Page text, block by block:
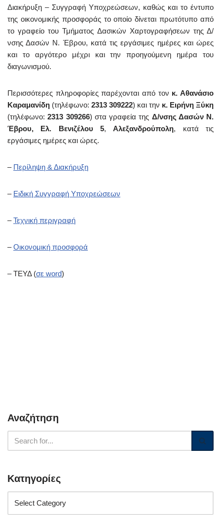
Διακήρυξη – Συγγραφή Υποχρεώσεων, καθώς και το έντυπο
της οικονομικής προσφοράς το οποίο δίνεται πρωτότυπο από
το γραφείο του Τμήματος Δασικών Χαρτογραφήσεων της Δ/
νσης Δασών Ν. Έβρου, κατά τις εργάσιμες ημέρες και ώρες
και το αργότερο μέχρι και την προηγούμενη ημέρα του
διαγωνισμού.
Περισσότερες πληροφορίες παρέχονται από τον κ. Αθανάσιο
Καραμανίδη (τηλέφωνο: 2313 309222) και την κ. Ειρήνη Ξύκη
(τηλέφωνο:2313 309266) στα γραφεία της Δ/νσης Δασών Ν.
Έβρου, Ελ. Βενιζέλου 5,Αλεξανδρούπολη, κατά τις
εργάσιμες ημέρες και ώρες.
– Περίληψη & Διακήρυξη
– Ειδική Συγγραφή Υποχρεώσεων
–Τεχνική περιγραφή
–Οικονομική προσφορά
– ΤΕΥΔ (σε word)
Αναζήτηση
Κατηγορίες